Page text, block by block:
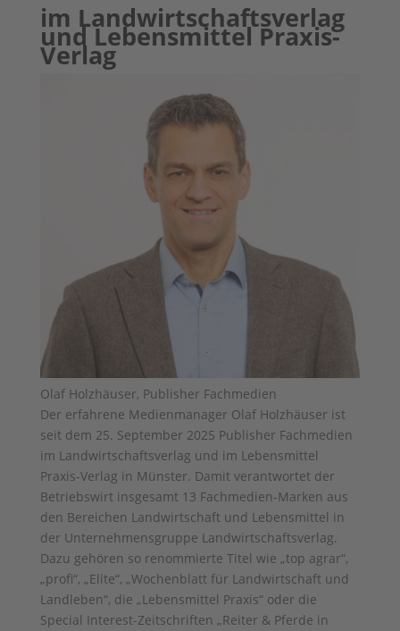
im Landwirtschaftsverlag
und Lebensmittel Praxis-
Verlag
Olaf Holzhäuser, Publisher Fachmedien
Der erfahrene Medienmanager Olaf Holzhäuser ist
seit dem 25. September 2025 Publisher Fachmedien
im Landwirtschaftsverlag und im Lebensmittel
Praxis-Verlag in Münster. Damit verantwortet der
Betriebswirt insgesamt 13 Fachmedien-Marken aus
den Bereichen Landwirtschaft und Lebensmittel in
der Unternehmensgruppe Landwirtschaftsverlag.
Dazu gehören so renommierte Titel wie „top agrar“,
„profi“, „Elite“, „Wochenblatt für Landwirtschaft und
Landleben“, die „Lebensmittel Praxis“ oder die
Special Interest-Zeitschriften „Reiter & Pferde in